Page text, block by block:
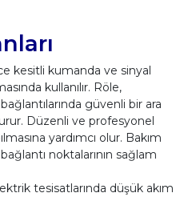
kesitli kumanda ve sinyal
kullanılır. Röle,
güvenli bir ara
Düzenli ve profesyonel
yardımcı olur. Bakım
noktalarının sağlam
tesisatlarında düşük akım